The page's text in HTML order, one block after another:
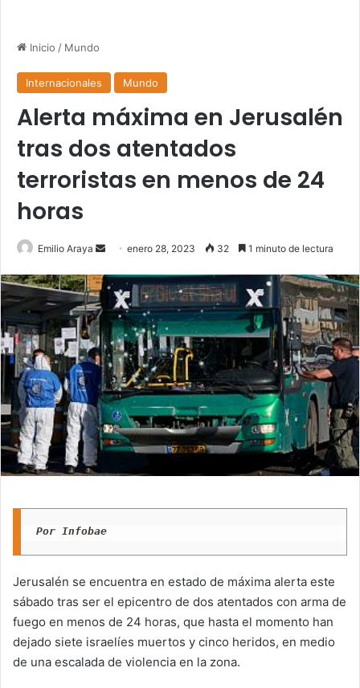
Inicio / Mundo
Internacionales Mundo
Alerta máxima en Jerusalén
tras dos atentados
terroristas en menos de 24
horas
Emilio Araya
Send
email
enero 28, 2023 32 1 minuto de lectura
Por Infobae
Jerusalén se encuentra en estado de máxima alerta este
sábado tras ser el epicentro de dos atentados con arma de
fuego en menos de 24 horas, que hasta el momento han
dejado siete israelíes muertos y cinco heridos, en medio
de una escalada de violencia en la zona.